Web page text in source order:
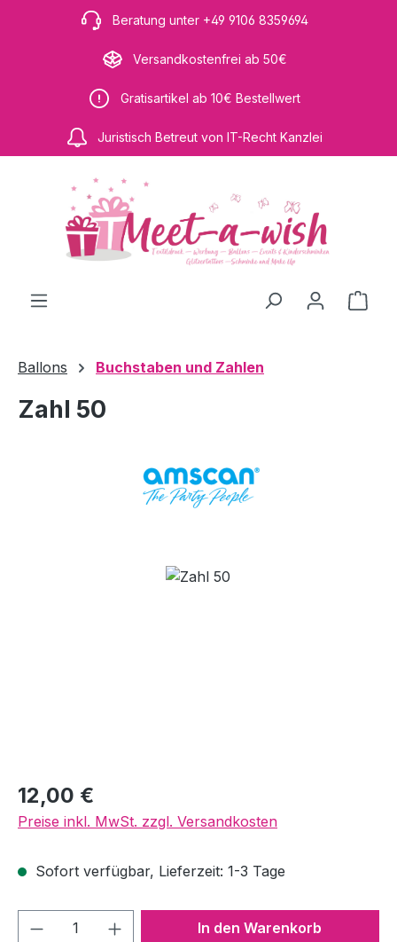
Zum Hauptinhalt springenBeratung unter +49 9106 8359694
Versandkostenfrei ab 50€
Gratisartikel ab 10€ Bestellwert
Juristisch Betreut von IT-Recht Kanzlei
Ballons Buchstaben und Zahlen
Zahl 50
Bildergalerie überspringen
Regulärer Preis:
12,00 €
Preise inkl. MwSt. zzgl. Versandkosten
Sofort verfügbar, Lieferzeit: 1-3 Tage
Produkt Anzahl: Gib denIn den Warenkorb